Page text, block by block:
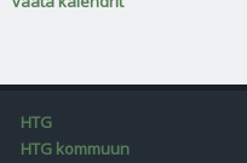
HTG
HTG kommuun